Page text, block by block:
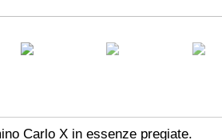
Carlo X in essenze pregiate.